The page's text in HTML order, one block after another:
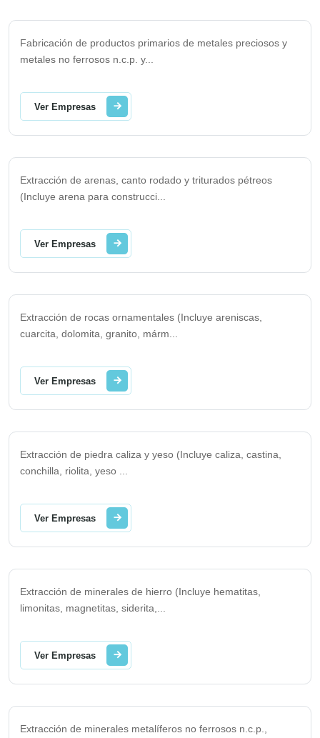
Fabricación de productos primarios de metales preciosos y
metales no ferrosos n.c.p. y...
Ver Empresas
Extracción de arenas, canto rodado y triturados pétreos
(Incluye arena para construcci
Ver Empresas
Extracción de rocas ornamentales (Incluye areniscas,
cuarcita, dolomita, granito, márm
Ver Empresas
Extracción de piedra caliza y yeso (Incluye caliza, castina,
conchilla, riolita, yeso
Ver Empresas
Extracción de minerales de hierro (Incluye hematitas,
limonitas, magnetitas, siderita,
Ver Empresas
Extracción de minerales metalíferos no ferrosos n.c.p.,